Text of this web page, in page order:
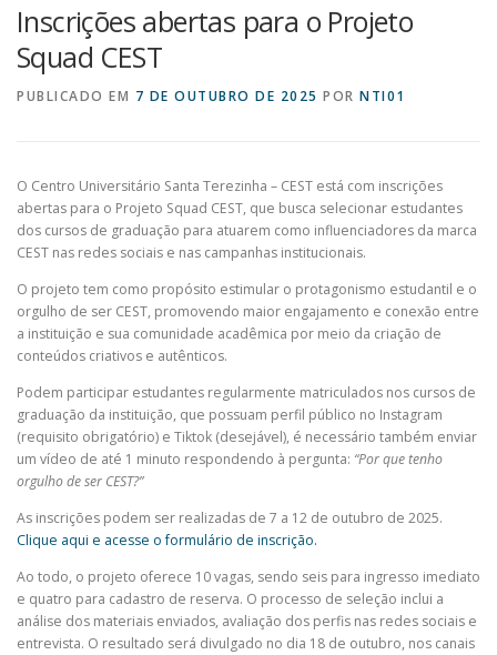
Inscrições abertas para o Projeto
Squad CEST
PUBLICADO EM 7 DE OUTUBRO DE 2025 POR NTI01
O Centro Universitário Santa Terezinha – CEST está com inscrições
abertas para o Projeto Squad CEST, que busca selecionar estudantes
dos cursos de graduação para atuarem como influenciadores da marca
CEST nas redes sociais e nas campanhas institucionais.
O projeto tem como propósito estimular o protagonismo estudantil e o
orgulho de ser CEST, promovendo maior engajamento e conexão entre
a instituição e sua comunidade acadêmica por meio da criação de
conteúdos criativos e autênticos.
Podem participar estudantes regularmente matriculados nos cursos de
graduação da instituição, que possuam perfil público no Instagram
(requisito obrigatório) e Tiktok (desejável), é necessário também enviar
um vídeo de até 1 minuto respondendo à pergunta: “Por que tenho
orgulho de ser CEST?”
As inscrições podem ser realizadas de 7 a 12 de outubro de 2025.
Clique aqui e acesse o formulário de inscrição.
Ao todo, o projeto oferece 10 vagas, sendo seis para ingresso imediato
e quatro para cadastro de reserva. O processo de seleção inclui a
análise dos materiais enviados, avaliação dos perfis nas redes sociais e
entrevista. O resultado será divulgado no dia 18 de outubro, nos canais